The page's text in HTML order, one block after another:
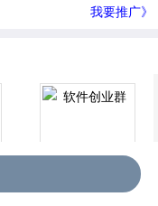
我要推广》
软件创业群